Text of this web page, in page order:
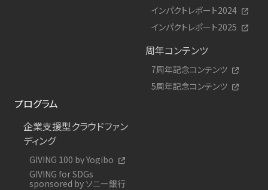
インパクトレポート2024
インパクトレポート2025
周年コンテンツ
7周年記念コンテンツ
5周年記念コンテンツ
プログラム
企業支援型クラウドファン
ディング
GIVING 100 by Yogibo
GIVING for SDGs
sponsored by ソニー銀行